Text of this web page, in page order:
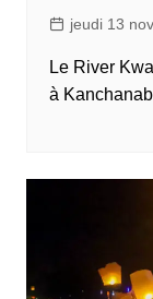
jeudi 13
Le River
à